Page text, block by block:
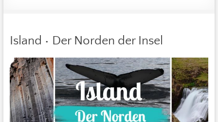
Island • Der Norden der Insel